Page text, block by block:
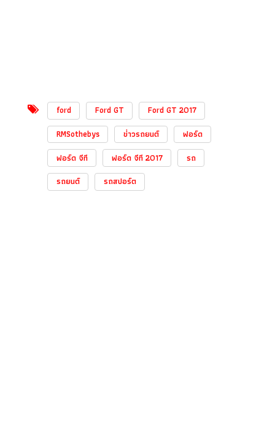
ford Ford GT
Ford GT 2017
RMSothebys
ข่่าวรถยนต์
ฟอร์ด
ฟอร์ด จีที
ฟอร์ด จีที 2017
รถ
รถยนต์
รถสปอร์ต